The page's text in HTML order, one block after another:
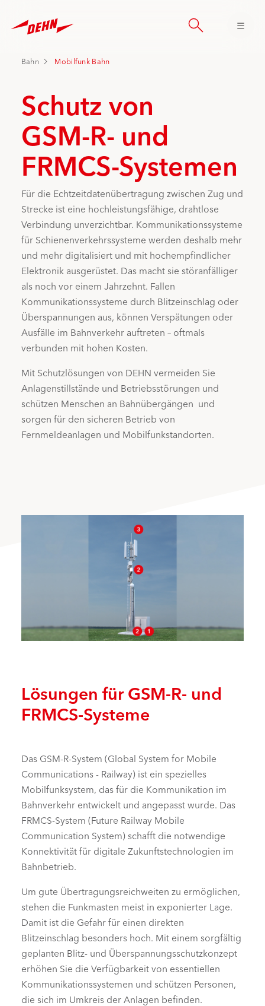
main
Bahn Mobilfunk Bahn
Schutz von
GSM-R- und
FRMCS-Systemen
Für die Echtzeitdatenübertragung zwischen Zug und
Strecke ist eine hochleistungsfähige, drahtlose
Verbindung unverzichtbar. Kommunikationssysteme
für Schienenverkehrssysteme werden deshalb mehr
und mehr digitalisiert und mit hochempfindlicher
Elektronik ausgerüstet. Das macht sie störanfälliger
als noch vor einem Jahrzehnt. Fallen
Kommunikationssysteme durch Blitzeinschlag oder
Überspannungen aus, können Verspätungen oder
Ausfälle im Bahnverkehr auftreten – oftmals
verbunden mit hohen Kosten.
Mit Schutzlösungen von DEHN vermeiden Sie
Anlagenstillstände und Betriebsstörungen und
schützen Menschen an Bahnübergängen und
sorgen für den sicheren Betrieb von
Fernmeldeanlagen und Mobilfunkstandorten.
Lösungen für GSM-R- und
FRMCS-Systeme
Das GSM-R-System (Global System for Mobile
Communications - Railway) ist ein spezielles
Mobilfunksystem, das für die Kommunikation im
Bahnverkehr entwickelt und angepasst wurde. Das
FRMCS-System (Future Railway Mobile
Communication System) schafft die notwendige
Konnektivität für digitale Zukunftstechnologien im
Bahnbetrieb.
Um gute Übertragungsreichweiten zu ermöglichen,
stehen die Funkmasten meist in exponierter Lage.
Damit ist die Gefahr für einen direkten
Blitzeinschlag besonders hoch. Mit einem sorgfältig
geplanten Blitz- und Überspannungsschutzkonzept
erhöhen Sie die Verfügbarkeit von essentiellen
Kommunikationssystemen und schützen Personen,
die sich im Umkreis der Anlagen befinden.